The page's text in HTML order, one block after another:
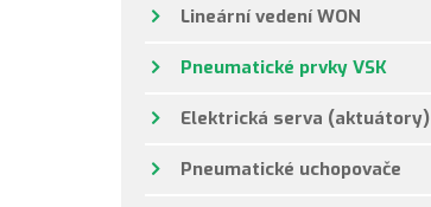
Lineární vedení WON
Pneumatické prvky VSK
Elektrická serva (aktuátory)
Pneumatické uchopovače